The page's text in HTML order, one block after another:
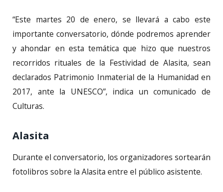
“Este martes 20 de enero, se llevará a cabo este
importante conversatorio, dónde podremos aprender
y ahondar en esta temática que hizo que nuestros
recorridos rituales de la Festividad de Alasita, sean
declarados Patrimonio Inmaterial de la Humanidad en
2017, ante la UNESCO”, indica un comunicado de
Culturas.
Alasita
Durante el conversatorio, los organizadores sortearán
fotolibros sobre la Alasita entre el público asistente.